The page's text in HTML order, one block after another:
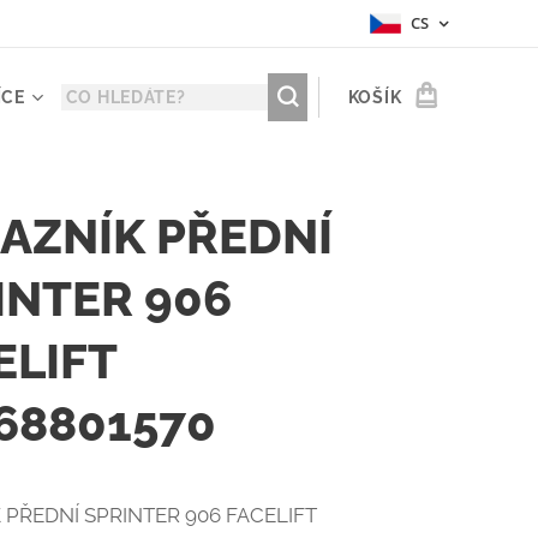
CS
KOŠÍK
PŘEDNÍ
906
SPRINTER 906 FACELIFT